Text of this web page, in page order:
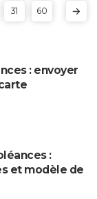
31 60
: envoyer
:
et modèle de